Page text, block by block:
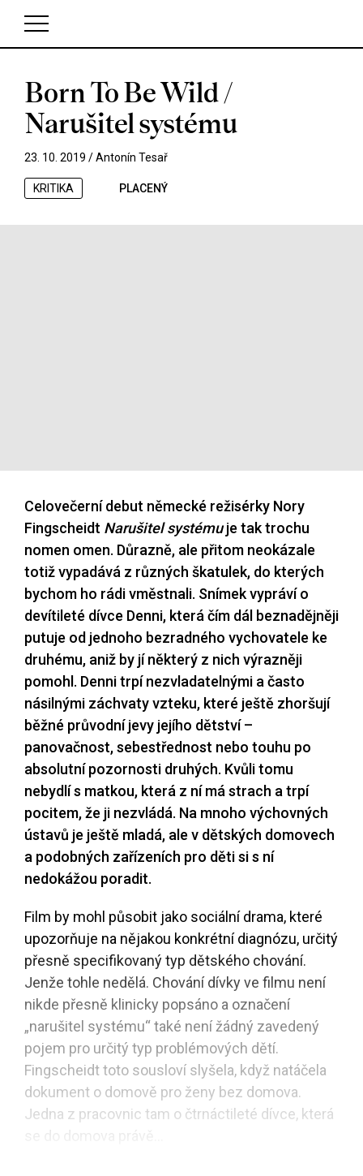
V košíku zatím nemáte žádné položky.
Born To Be Wild /
Narušitel systému
23. 10. 2019 /Antonín Tesař
KRITIKA PLACENÝ
Celovečerní debut německé režisérky Nory
Fingscheidt Narušitel systémuje tak trochu
nomen omen. Důrazně, ale přitom neokázale
totiž vypadává z různých škatulek, do kterých
bychom ho rádi vměstnali. Snímek vypráví o
devítileté dívce Denni, která čím dál beznadějněji
putuje od jednoho bezradného vychovatele ke
druhému, aniž by jí některý z nich výrazněji
pomohl. Denni trpí nezvladatelnými a často
násilnými záchvaty vzteku, které ještě zhoršují
běžné průvodní jevy jejího dětství –
panovačnost, sebestřednost nebo touhu po
absolutní pozornosti druhých. Kvůli tomu
nebydlí s matkou, která z ní má strach a trpí
pocitem, že ji nezvládá. Na mnoho výchovných
ústavů je ještě mladá, ale v dětských domovech
a podobných zařízeních pro děti si s ní
nedokážou poradit.
Film by mohl působit jako sociální drama, které
upozorňuje na nějakou konkrétní diagnózu, určitý
přesně specifikovaný typ dětského chování.
Jenže tohle nedělá. Chování dívky ve filmu není
nikde přesně klinicky popsáno a označení
„narušitel systému“ také není žádný zavedený
pojem pro určitý typ problémových dětí.
Fingscheidt toto sousloví slyšela, když natáčela
dokument o domově pro ženy bez domova.
Jedna z pracovnic tam o čtrnáctileté dívce, která